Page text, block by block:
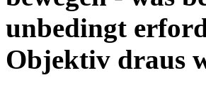
unbedingt
Objektiv